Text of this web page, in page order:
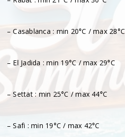
– Casablanca : min 20°C / max 28°C
– El Jadida : min 19°C / max 29°C
– Settat : min 25°C / max 44°C
– Safi : min 19°C / max 42°C